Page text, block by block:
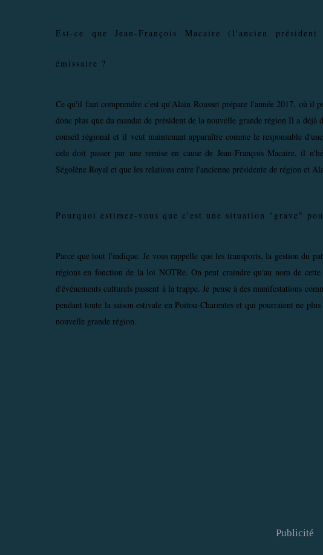
Est-ce que Jean-François Macaire (l'ancien
émissaire ?
Ce qu'il faut comprendre c'est qu'Alain Rousset prépare l'année 2017, où il
donc plus que du mandat de président de la nouvelle grande région Il a
conseil régional et il veut maintenant apparaître comme le responsable
cela doit passer par une remise en cause de Jean-François Macaire, il
Ségolène Royal et que les relations entre l'ancienne présidente de région et
Pourquoi estimez-vous que c'est une situation "grave"
Parce que tout l'indique. Je vous rappelle que les transports, la gestion du
régions en fonction de la loi NOTRe. On peut craindre qu'au nom de
d'événements culturels passent à la trappe. Je pense à des manifestations
pendant toute la saison estivale en Poitou-Charentes et qui pourraient ne
nouvelle grande région.
Publicité